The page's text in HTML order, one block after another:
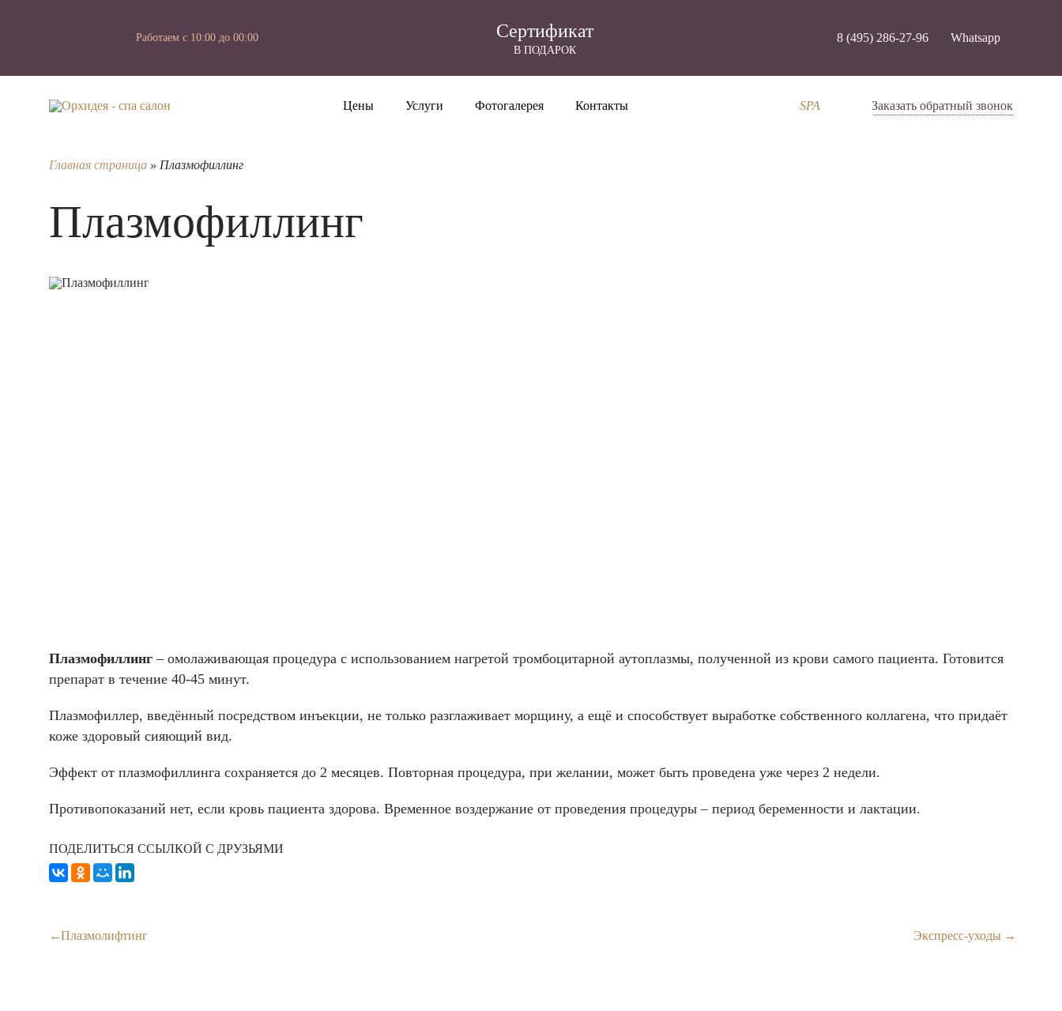
Работаем с 10:00 до 00:00 Cертификат
В ПОДАРОК
8 (495) 286-27-96 Whatsapp
Цены Услуги Фотогалерея Контакты SPA Заказать обратный звонок
Главная страница » Плазмофиллинг
Плазмофиллинг
Плазмофиллинг – омолаживающая процедура с использованием нагретой тромбоцитарной аутоплазмы, полученной из крови самого пациента. Готовится
препарат в течение 40-45 минут.
Плазмофиллер, введённый посредством инъекции, не только разглаживает морщину, а ещё и способствует выработке собственного коллагена, что придаёт
коже здоровый сияющий вид.
Эффект от плазмофиллинга сохраняется до 2 месяцев. Повторная процедура, при желании, может быть проведена уже через 2 недели.
Противопоказаний нет, если кровь пациента здорова. Временное воздержание от проведения процедуры – период беременности и лактации.
ПОДЕЛИТЬСЯ ССЫЛКОЙ С ДРУЗЬЯМИ
Плазмолифтинг Экспресс-уходы